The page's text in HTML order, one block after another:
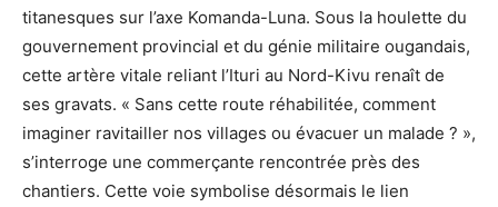
titanesques sur l’axe Komanda-Luna. Sous la houlette du
gouvernement provincial et du génie militaire ougandais,
cette artère vitale reliant l’Ituri au Nord-Kivu renaît de
ses gravats. « Sans cette route réhabilitée, comment
imaginer ravitailler nos villages ou évacuer un malade ? »,
s’interroge une commerçante rencontrée près des
chantiers. Cette voie symbolise désormais le lien